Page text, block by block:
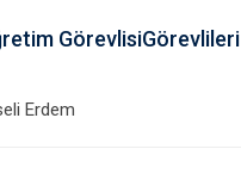
GörevlisiGörevlileri
Erdem